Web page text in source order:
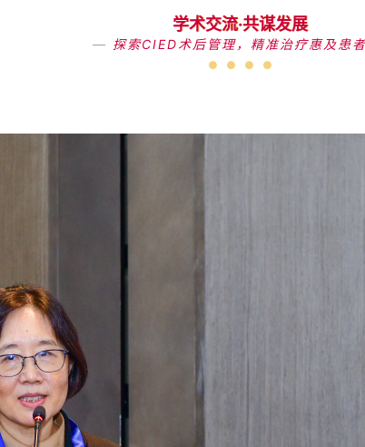
学术交流·共谋发展
— 探索CIED术后管理，精准治疗惠及患者
● ● ● ●